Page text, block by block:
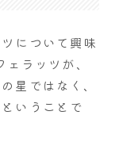
について興味
ラッツが、
星ではなく、
いうことで